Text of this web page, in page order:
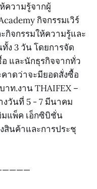
ความรู้จากผู้
กิจกรรมเวิร์
กิจกรรมให้ความรู้และ
ง 3 วัน โดยการจัด
และนักธุรกิจจากทั่ว
าดว่าจะมียอดสั่งซื้อ
ท.งาน THAIFEX –
งวันที่ 5 - 7 มีนาคม
มแพ็ค เอ็กซิบิชั่น
สินค้าและการประชุ